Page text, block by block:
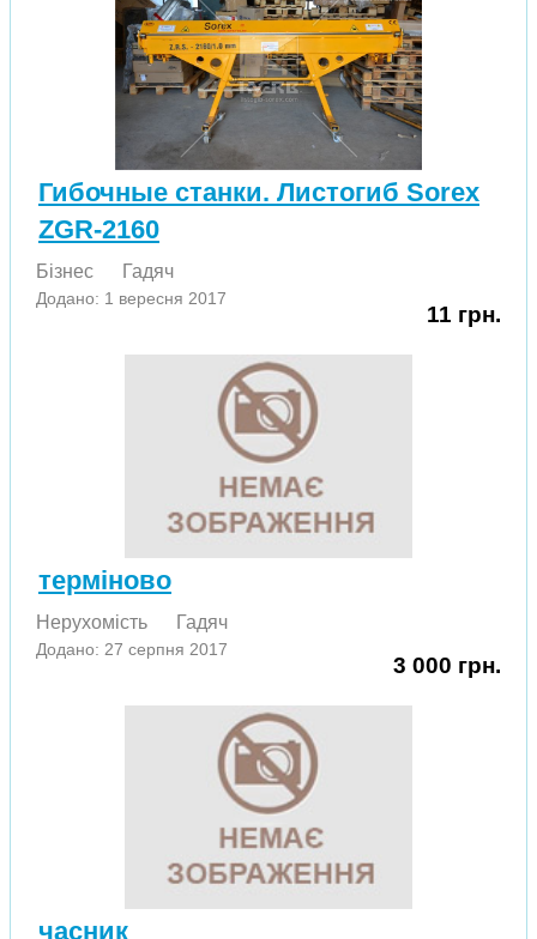
Гибочные станки. Листогиб Sorex
ZGR-2160
Бізнес Гадяч
Додано: 1 вересня 2017
11 грн.
термiново
Нерухомість Гадяч
Додано: 27 серпня 2017
3 000 грн.
часник